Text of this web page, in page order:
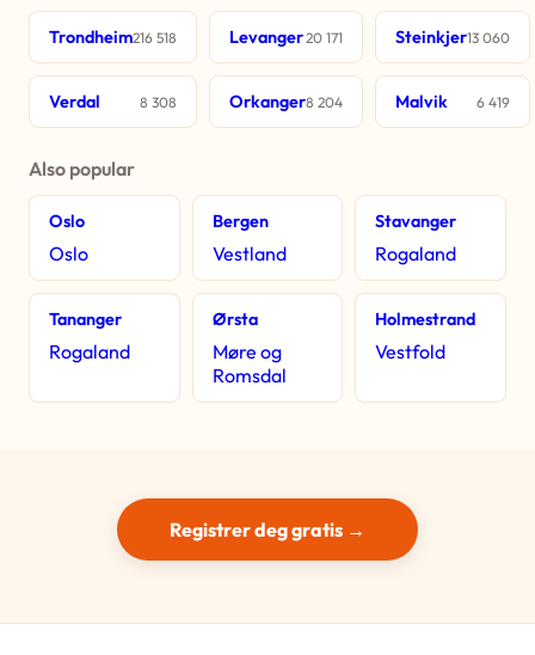
Trondheim216 518 Levanger20 171 Steinkjer13 060
Verdal 8 308 Orkanger8 204 Malvik 6 419
Also popular
Oslo
Oslo
Bergen
Vestland
Stavanger
Rogaland
Tananger
Rogaland
Ørsta
Møre og
Romsdal
Holmestrand
Vestfold
Registrer deg gratis →